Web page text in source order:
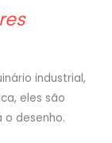
industrial,
eles são
desenho.